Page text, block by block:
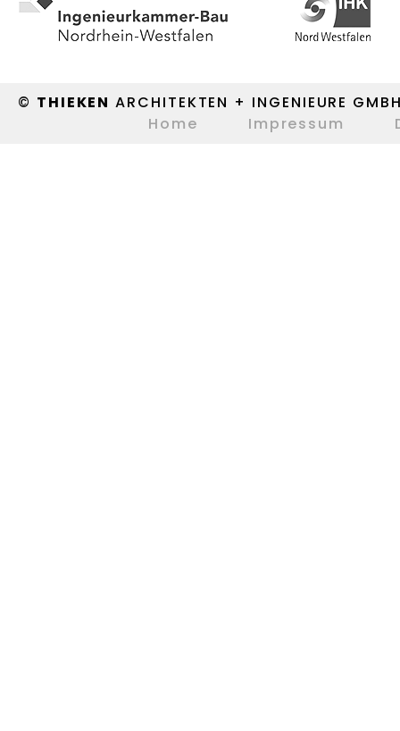
© THIEKEN ARCHITEKTEN + INGENIEURE
Home
Impressum